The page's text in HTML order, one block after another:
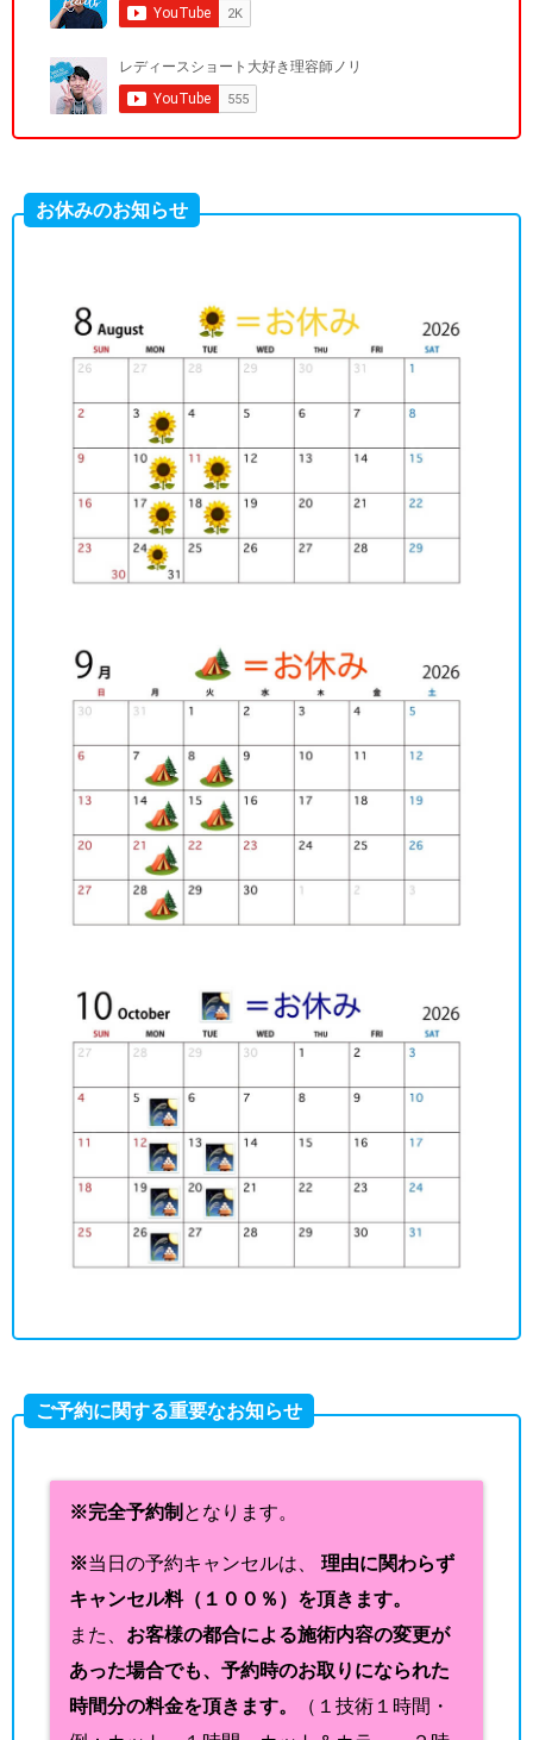
お休みのお知らせ
ご予約に関する重要なお知らせ
※完全予約制 となります。
※当日の予約キャンセルは、 理由に関わらず
キャンセル料（１００％）を頂きます。
また、 お客様の都合による施術内容の変更が
あった場合でも、予約時のお取りになられた
時間分の料金を頂きます。
（１技術１時間・